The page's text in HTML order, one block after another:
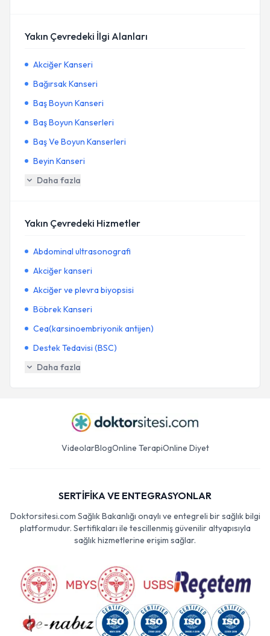
Yakın Çevredeki İlgi Alanları
Akciğer Kanseri
Bağırsak Kanseri
Baş Boyun Kanseri
Baş Boyun Kanserleri
Baş Ve Boyun Kanserleri
Beyin Kanseri
Daha fazla
Yakın Çevredeki Hizmetler
Abdominal ultrasonografi
Akciğer kanseri
Akciğer ve plevra biyopsisi
Böbrek Kanseri
Cea(karsinoembriyonik antijen)
Destek Tedavisi (BSC)
Daha fazla
VideolarBlogOnline TerapiOnline Diyet
SERTİFİKA VE ENTEGRASYONLAR
Doktorsitesi.com Sağlık Bakanlığı onaylı ve entegreli bir sağlık bilgi
platformudur. Sertifikaları ile tescillenmiş güvenilir altyapısıyla
sağlık hizmetlerine erişim sağlar.